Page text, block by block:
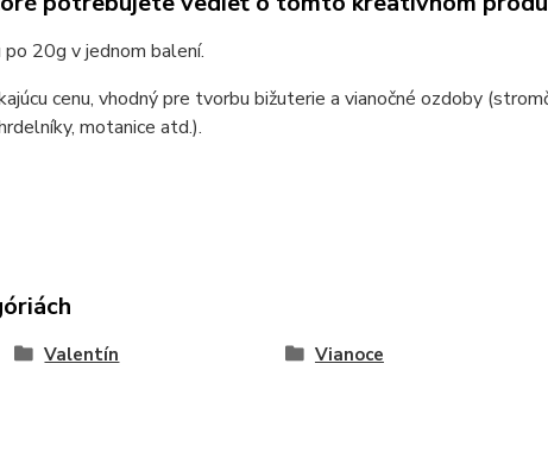
20g v jednom balení.
cenu, vhodný pre tvorbu bižuterie a vianočné ozdoby
motanice atd.).
Valentín Vianoce